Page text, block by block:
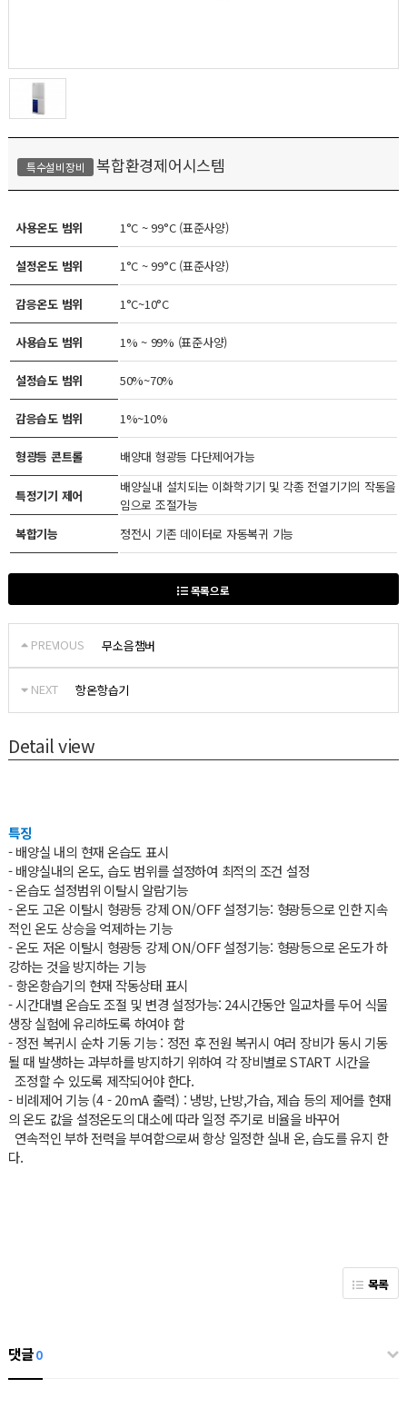
특수설비장비 복합환경제어시스템
사용온도 범위 1°C ~ 99°C (표준사양)
설정온도 범위 1°C ~ 99°C (표준사양)
감응온도 범위 1°C~10°C
사용습도 범위 1% ~ 99% (표준사양)
설정습도 범위 50%~70%
감응습도 범위 1%~10%
형광등 콘트롤 배양대 형광등 다단제어가능
특정기기 제어
배양실내 설치되는 이화학기기 및 각종 전열기기의 작동을
임으로 조절가능
복합기능
정전시 기존 데이터로 자동복귀 기능
목록으로
PREVIOUS 무소음챔버
NEXT 항온항습기
Detail view
특징
- 배양실 내의 현재 온습도 표시
- 배양실내의 온도, 습도 범위를 설정하여 최적의 조건 설정
- 온습도 설정범위 이탈시 알람기능
- 온도 고온 이탈시 형광등 강제 ON/OFF 설정기능: 형광등으로 인한 지속
적인 온도 상승을 억제하는 기능
- 온도 저온 이탈시 형광등 강제 ON/OFF 설정기능: 형광등으로 온도가 하
강하는 것을 방지하는 기능
- 항온항습기의 현재 작동상태 표시
- 시간대별 온습도 조절 및 변경 설정가능: 24시간동안 일교차를 두어 식물
생장 실험에 유리하도록 하여야 함
- 정전 복귀시 순차 기동 기능 : 정전 후 전원 복귀시 여러 장비가 동시 기동
될 때 발생하는 과부하를 방지하기 위하여 각 장비별로 START 시간을
조정할 수 있도록 제작되어야 한다.
- 비례제어 기능 (4 - 20mA 출력) : 냉방, 난방,가습, 제습 등의 제어를 현재
의 온도 값을 설정온도의 대소에 따라 일정 주기로 비율을 바꾸어
연속적인 부하 전력을 부여함으로써 항상 일정한 실내 온, 습도를 유지 한
다.
목록
댓글0